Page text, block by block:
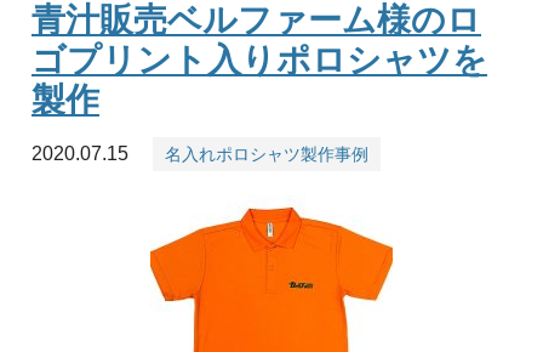
青汁販売ベルファーム様のロ
ゴプリント入りポロシャツを
製作
2020.07.15 名入れポロシャツ製作事例